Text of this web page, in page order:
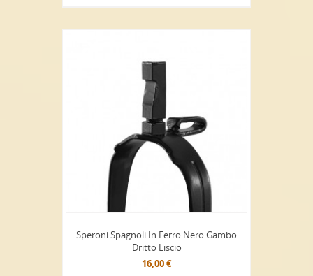
Speroni Spagnoli In Ferro Nero Gambo
Dritto Liscio
16,00 €